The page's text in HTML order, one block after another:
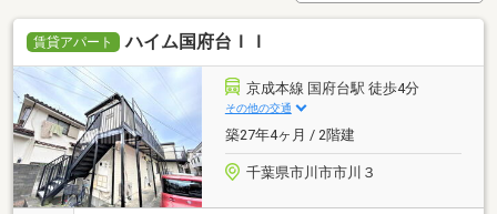
賃貸アパート ハイム国府台ＩＩ
京成本線 国府台駅 徒歩4分
その他の交通
築27年4ヶ月 / 2階建
千葉県市川市市川３